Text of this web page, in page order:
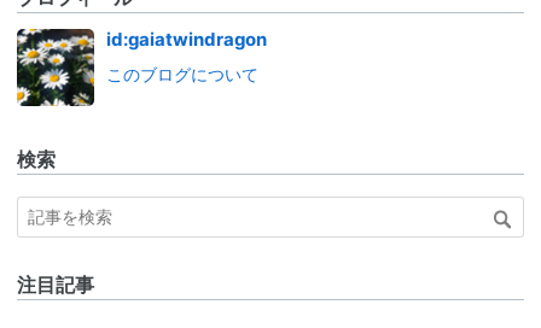
id:gaiatwindragon
このブログについて
検索
注目記事